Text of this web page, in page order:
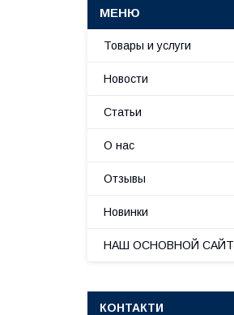
Товары и услуги
Новости
Статьи
О нас
Отзывы
Новинки
НАШ ОСНОВНОЙ САЙТ
КОНТАКТИ